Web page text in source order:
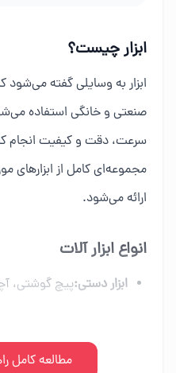
ابزار چیست؟
ابزار به وسایلی گفته می‌شود
صنعتی و خانگی استفاده
سرعت، دقت و کیفیت انجام
مجموعه‌ای کامل از ابزارهای
ارائه می‌شود.
انواع ابزار آلات
ابزار دستی:پیچ گوشتی،
کمپرسور،
مطالعه کامل